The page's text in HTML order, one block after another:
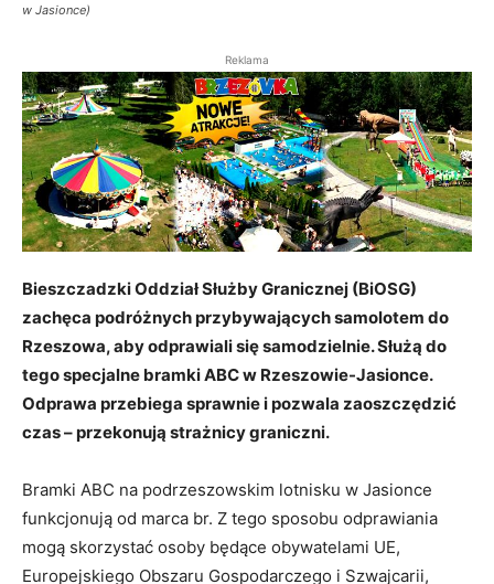
w Jasionce)
Reklama
Bieszczadzki Oddział Służby Granicznej (BiOSG)
zachęca podróżnych przybywających samolotem do
Rzeszowa, aby odprawiali się samodzielnie. Służą do
tego specjalne bramki ABC w Rzeszowie-Jasionce.
Odprawa przebiega sprawnie i pozwala zaoszczędzić
czas – przekonują strażnicy graniczni.
Bramki ABC na podrzeszowskim lotnisku w Jasionce
funkcjonują od marca br. Z tego sposobu odprawiania
mogą skorzystać osoby będące obywatelami UE,
Europejskiego Obszaru Gospodarczego i Szwajcarii,